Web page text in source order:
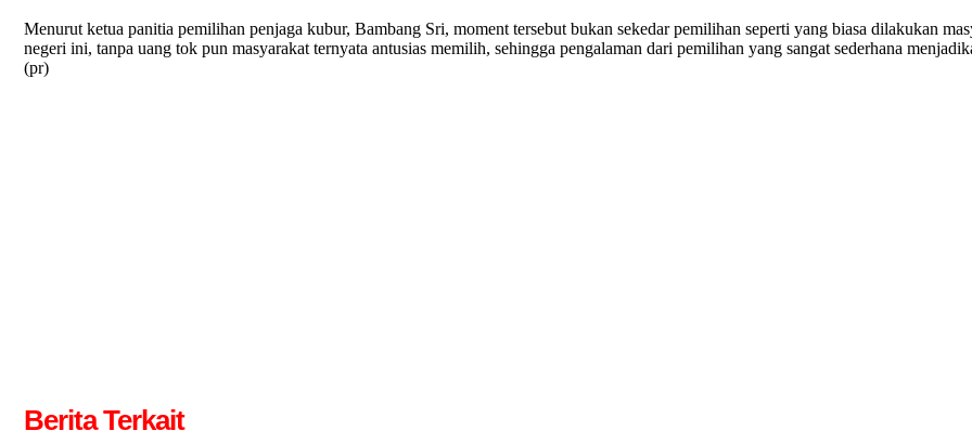
Menurut ketua panitia pemilihan penjaga kubur, Bambang Sri, moment tersebut bukan sekedar pemilihan seperti yang biasa dilakukan
negeri ini, tanpa uang tok pun masyarakat ternyata antusias memilih, sehingga pengalaman dari pemilihan yang sangat sederhana
(pr)
Berita Terkait